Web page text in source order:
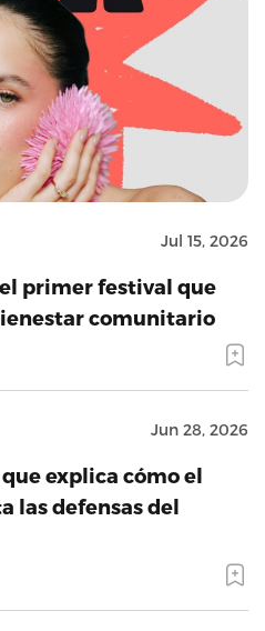
Jul 15, 2026
primer festival que
comunitario
Jun 28, 2026
explica cómo el
las defensas del